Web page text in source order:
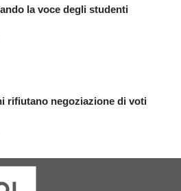
la voce degli studenti
rifiutano negoziazione di voti